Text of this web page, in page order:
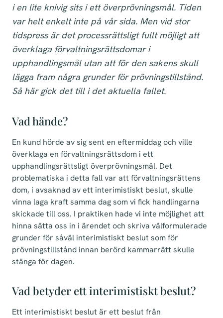
i en lite knivig sits i ett överprövningsmål. Tiden
var helt enkelt inte på vår sida. Men vid stor
tidspress är det processrättsligt fullt möjligt att
överklaga förvaltningsrättsdomar i
upphandlingsmål utan att för den sakens skull
lägga fram några grunder för prövningstillstånd.
Så här gick det till i det aktuella fallet.
Vad hände?
En kund hörde av sig sent en eftermiddag och ville
överklaga en förvaltningsrättsdom i ett
upphandlingsrättsligt överprövningsmål. Det
problematiska i detta fall var att förvaltningsrättens
dom, i avsaknad av ett interimistiskt beslut, skulle
vinna laga kraft samma dag som vi fick handlingarna
skickade till oss. I praktiken hade vi inte möjlighet att
hinna sätta oss in i ärendet och skriva välformulerade
grunder för såväl interimistiskt beslut som för
prövningstillstånd innan berörd kammarrätt skulle
stänga för dagen.
Vad betyder ett interimistiskt beslut?
Ett interimistiskt beslut är ett beslut från